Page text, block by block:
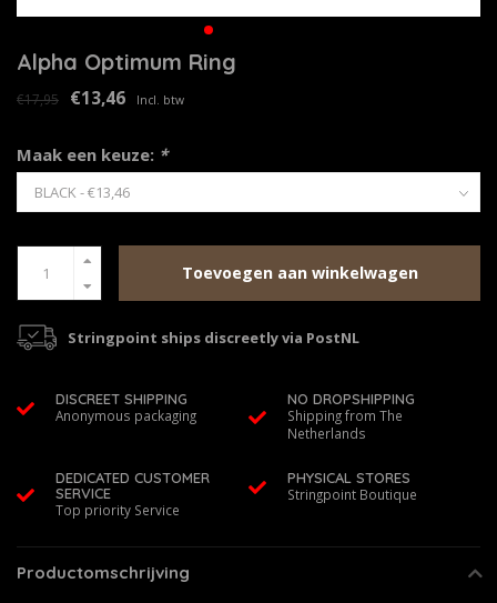
Alpha Optimum Ring
€17,95 €13,46 Incl. btw
Maak een keuze: *
Toevoegen aan winkelwagen
Stringpoint ships discreetly via PostNL
DISCREET SHIPPING
Anonymous packaging
NO DROPSHIPPING
Shipping from The
Netherlands
DEDICATED CUSTOMER
SERVICE
Top priority Service
PHYSICAL STORES
Stringpoint Boutique
Productomschrijving